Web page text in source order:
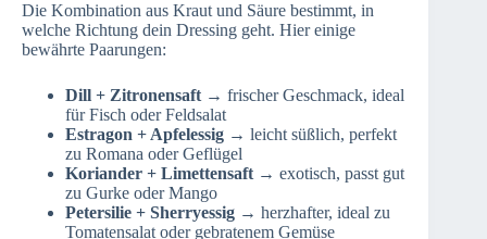
Die Kombination aus Kraut und Säure bestimmt, in
welche Richtung dein Dressing geht. Hier einige
bewährte Paarungen:
Dill + Zitronensaft → frischer Geschmack, ideal
für Fisch oder Feldsalat
Estragon + Apfelessig → leicht süßlich, perfekt
zu Romana oder Geflügel
Koriander + Limettensaft → exotisch, passt gut
zu Gurke oder Mango
Petersilie + Sherryessig → herzhafter, ideal zu
Tomatensalat oder gebratenem Gemüse